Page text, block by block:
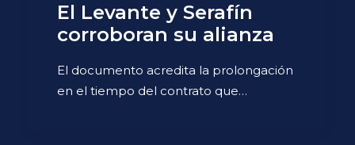
El Levante y Serafín
corroboran su alianza
El documento acredita la prolongación
en el tiempo del contrato que…